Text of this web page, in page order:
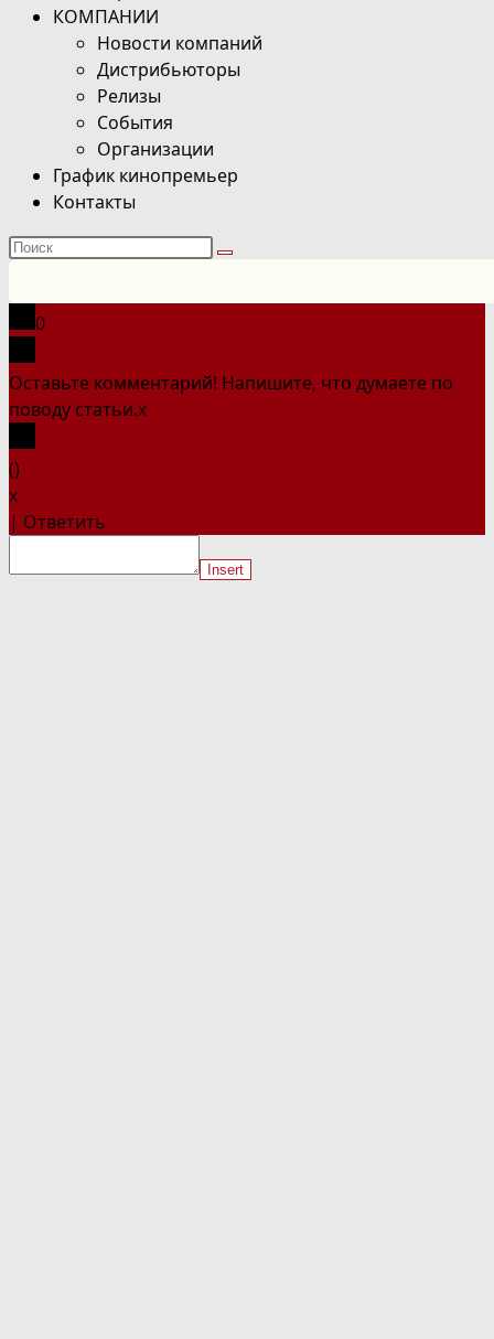
КОМПАНИИ
Новости компаний
Дистрибьюторы
Релизы
События
Организации
График кинопремьер
Контакты
Поиск
сайте
0
Оставьте комментарий! Напишите, что думаете по
поводу статьи.x
()
x
| Ответить
Insert